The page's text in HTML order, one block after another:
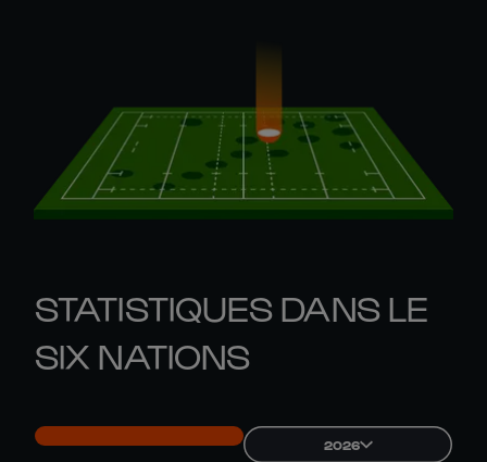
STATISTIQUES DANS LE
SIX NATIONS
2026